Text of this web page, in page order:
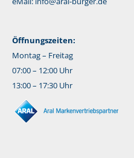
Öffnungszeiten:
Montag – Freitag
07:00 – 12:00 Uhr
13:00 – 17:30 Uhr